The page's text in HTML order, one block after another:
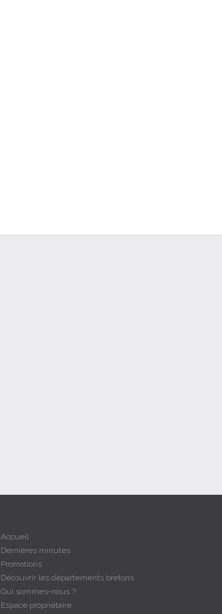
Accueil
Dernières minutes
Promotions
Découvrir les départements bretons
Qui sommes-nous ?
Espace propriétaire